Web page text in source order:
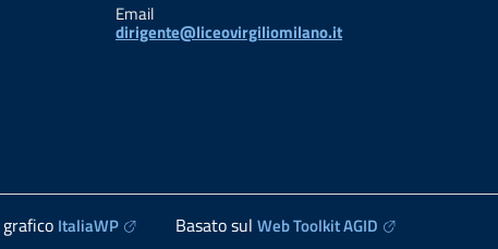
Email
dirigente@liceovirgiliomilano.it
ItaliaWP Basato sul Web Toolkit AGID